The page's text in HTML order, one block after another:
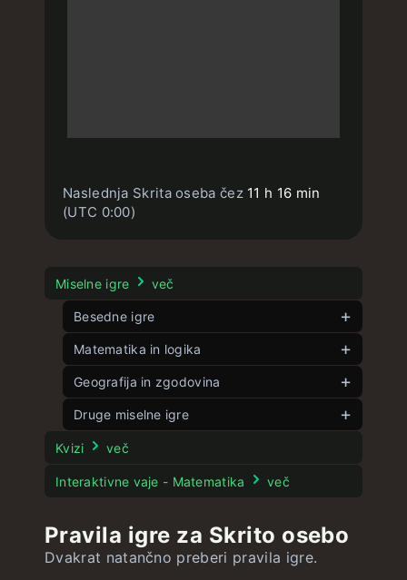
Naslednja Skrita oseba čez 11 h 16 min
(UTC 0:00)
Miselne igre več
Besedne igre
Veliki kontekstle
Kontekstle neomejeno
Besedle neomejeno
Besedle 4 črke
Packa
Besedko neomejeno
Matematika in logika
Kotle neomejeno
Pet kotov neomejeno
Sestavljanka 8
Sestavljanka 15 neomejeno
Številko neomejeno
Geografija in zgodovina
Zastavle neomejeno
Državle
Večja država neomejeno
ZDAle zastave neomejeno
Druge miselne igre
Pesle
Filmle
Kvizi več
Interaktivne vaje - Matematika več
Pravila igre za Skrito osebo
Dvakrat natančno preberi pravila igre.